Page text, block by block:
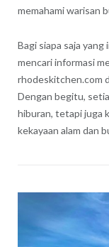
memahami warisan
Bagi siapa saja
mencari informasi
rhodeskitchen.com
Dengan begitu,
hiburan, tetapi juga
kekayaan alam dan